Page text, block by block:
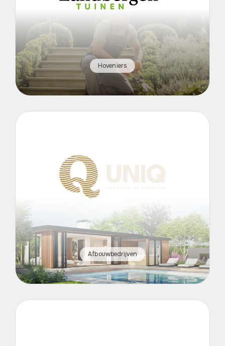
Hoveniers
Afbouwbedrijven